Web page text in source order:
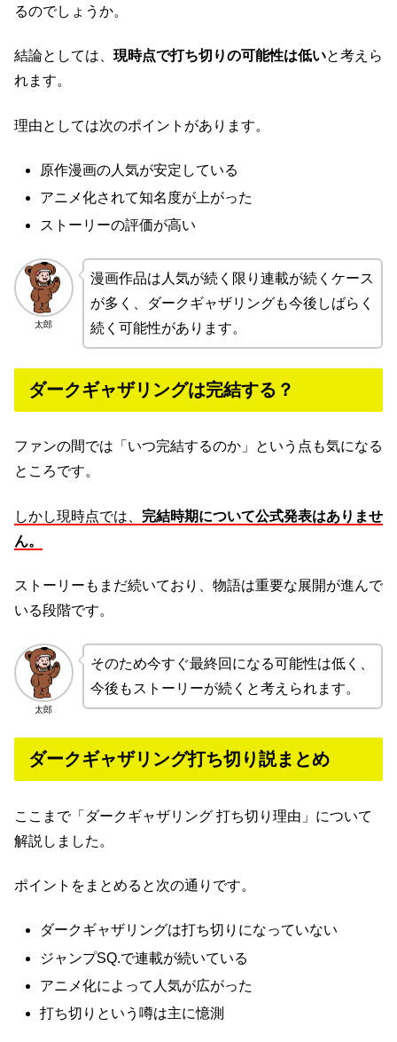
るのでしょうか。
結論としては、 現時点で打ち切りの可能性は低いと考えら
れます。
理由としては次のポイントがあります。
原作漫画の人気が安定している
アニメ化されて知名度が上がった
ストーリーの評価が高い
太郎
漫画作品は人気が続く限り連載が続くケース
が多く、ダークギャザリングも今後しばらく
続く可能性があります。
ダークギャザリングは完結する？
ファンの間では「いつ完結するのか」という点も気になる
ところです。
しかし現時点では、 完結時期について公式発表はありませ
ん。
ストーリーもまだ続いており、物語は重要な展開が進んで
いる段階です。
太郎
そのため今すぐ最終回になる可能性は低く、
今後もストーリーが続くと考えられます。
ダークギャザリング打ち切り説まとめ
ここまで「ダークギャザリング 打ち切り理由」について
解説しました。
ポイントをまとめると次の通りです。
ダークギャザリングは打ち切りになっていない
ジャンプSQ.で連載が続いている
アニメ化によって人気が広がった
打ち切りという噂は主に憶測